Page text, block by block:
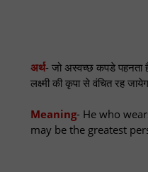
अर्थ- जो अस्वच्छ कपडे पहनता
लक्ष्मी की कृपा से वंचित रह
Meaning- He who
may be the greatest